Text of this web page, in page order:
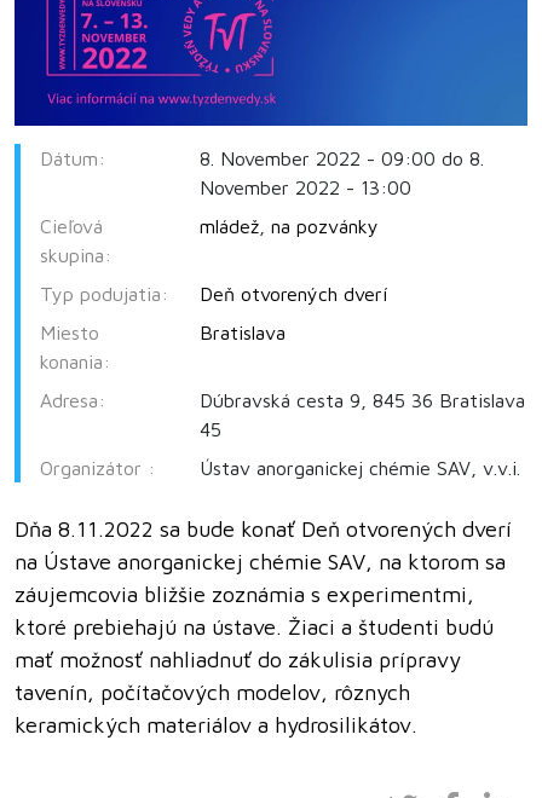
Dátum:
8. November 2022 - 09:00 do 8.
November 2022 - 13:00
Cieľová
skupina:
mládež, na pozvánky
Typ podujatia:
Deň otvorených dverí
Miesto
konania:
Bratislava
Adresa:
Dúbravská cesta 9, 845 36 Bratislava
45
Organizátor :
Ústav anorganickej chémie SAV, v.v.i.
Dňa 8.11.2022 sa bude konať Deň otvorených dverí
na Ústave anorganickej chémie SAV, na ktorom sa
záujemcovia bližšie zoznámia s experimentmi,
ktoré prebiehajú na ústave. Žiaci a študenti budú
mať možnosť nahliadnuť do zákulisia prípravy
tavenín, počítačových modelov, rôznych
keramických materiálov a hydrosilikátov.